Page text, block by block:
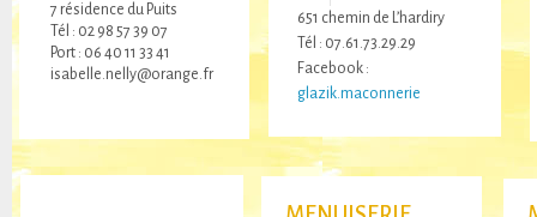
7 résidence du Puits
Tél : 02 98 57 39 07
Port : 06 40 11 33 41
isabelle.nelly@orange.fr
651 chemin de L’hardiry
Tél : 07.61.73.29.29
Facebook :
glazik.maconnerie